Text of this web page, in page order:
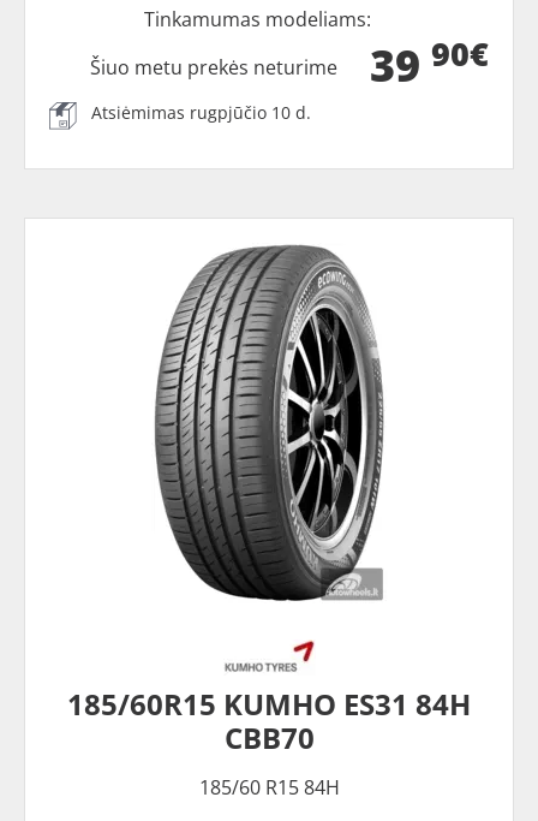
Tinkamumas modeliams:
39 90€
Šiuo metu prekės neturime
Atsiėmimas rugpjūčio 10 d.
185/60R15 KUMHO ES31 84H
CBB70
185/60 R15 84H